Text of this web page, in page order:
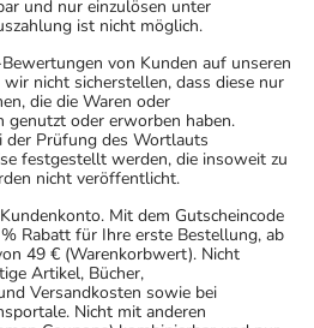
und nur einzulösen unter
ist nicht möglich.
von Kunden auf unseren
nicht sicherstellen, dass diese nur
die die Waren oder
genutzt oder erworben haben.
der Prüfung des Wortlauts
festgestellt werden, die insoweit zu
nicht veröffentlicht.
Mit dem Gutscheincode
Rabatt für Ihre erste Bestellung, ab
49 € (Warenkorbwert). Nicht
Artikel, Bücher,
Versandkosten sowie bei
Nicht mit anderen